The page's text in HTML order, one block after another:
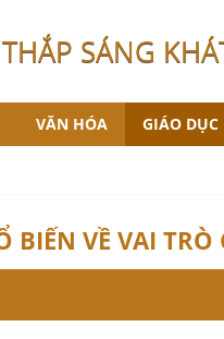
THẮP SÁNG
VĂN HÓA GIÁO DỤC
VỀ VAI TRÒ